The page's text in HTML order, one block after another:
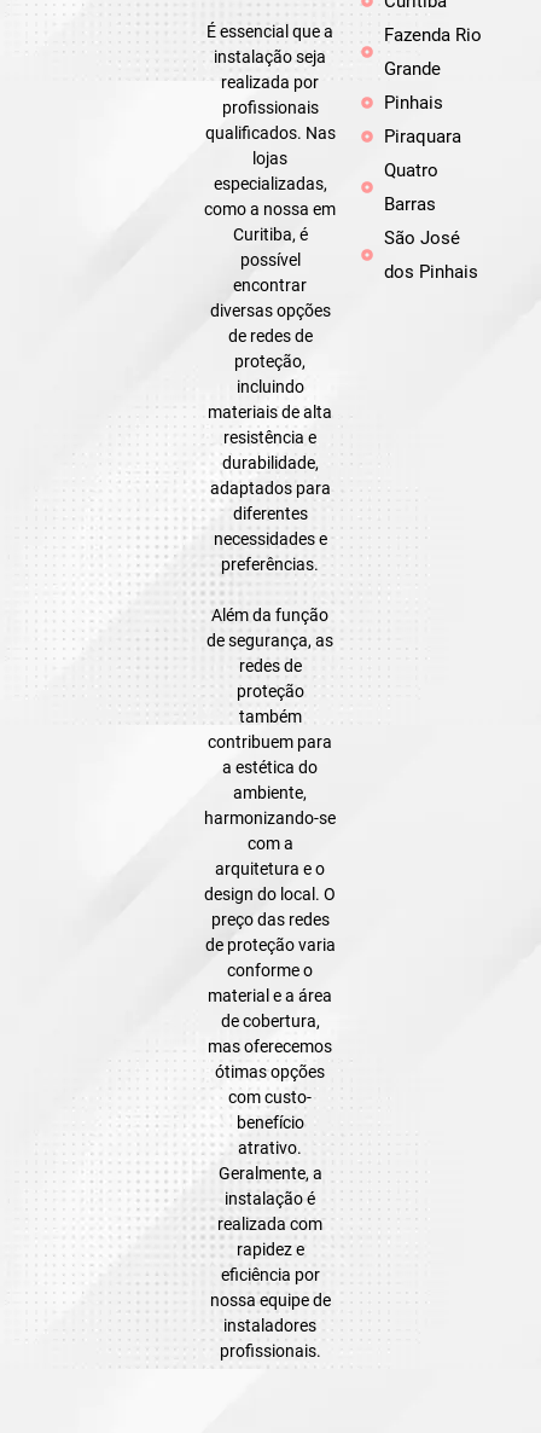
É essencial que a
instalação seja
realizada por
profissionais
qualificados. Nas
lojas
especializadas,
como a nossa em
Curitiba, é
possível
encontrar
diversas opções
de redes de
proteção,
incluindo
materiais de alta
resistência e
durabilidade,
adaptados para
diferentes
necessidades e
preferências.
Além da função
de segurança, as
redes de
proteção
também
contribuem para
a estética do
ambiente,
harmonizando-se
com a
arquitetura e o
design do local. O
preço das redes
de proteção varia
conforme o
material e a área
de cobertura,
mas oferecemos
ótimas opções
com custo-
benefício
atrativo.
Geralmente, a
instalação é
realizada com
rapidez e
eficiência por
nossa equipe de
instaladores
profissionais.
Fazenda Rio
Grande
Pinhais
Piraquara
Quatro
Barras
São José
dos Pinhais